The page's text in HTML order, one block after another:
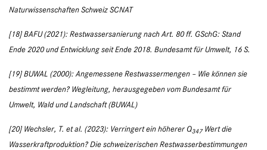
Naturwissenschaften Schweiz SCNAT
[18] BAFU (2021): Restwassersanierung nach Art. 80 ff. GSchG: Stand
Ende 2020 und Entwicklung seit Ende 2018. Bundesamt für Umwelt, 16 S.
[19] BUWAL (2000): Angemessene Restwassermengen – Wie können sie
bestimmt werden? Wegleitung, herausgegeben vom Bundesamt für
Umwelt, Wald und Landschaft (BUWAL)
[20] Wechsler, T. et al. (2023): Verringert ein höherer Q347Wert die
Wasserkraftproduktion? Die schweizerischen Restwasserbestimmungen